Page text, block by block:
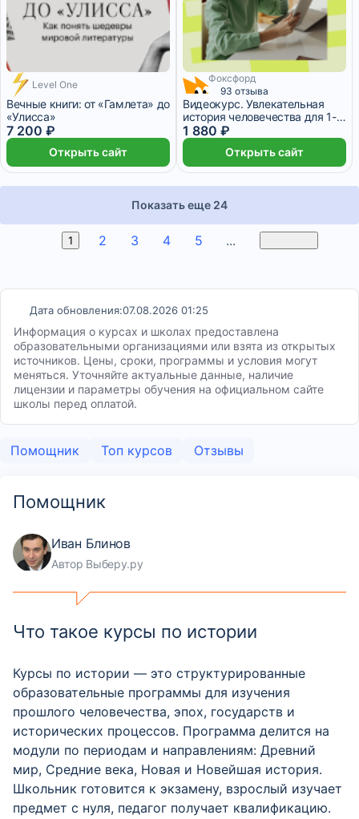
Level One
Вечные книги: от «Гамлета» до
«Улисса»
7 200 ₽
Открыть сайт
Фоксфорд
93 отзыва
Видеокурс. Увлекательная
история человечества для 1-6
классов
1 880 ₽
Открыть сайт
Показать еще 24
1 2 3 4 5 ...
Дата обновления:07.08.2026 01:25
Информация о курсах и школах предоставлена
образовательными организациями или взята из открытых
источников. Цены, сроки, программы и условия могут
меняться. Уточняйте актуальные данные, наличие
лицензии и параметры обучения на официальном сайте
школы перед оплатой.
Помощник Топ курсов Отзывы
Помощник
Иван Блинов
Автор Выберу.ру
Что такое курсы по истории
Курсы по истории — это структурированные
образовательные программы для изучения
прошлого человечества, эпох, государств и
исторических процессов. Программа делится на
модули по периодам и направлениям: Древний
мир, Средние века, Новая и Новейшая история.
Школьник готовится к экзамену, взрослый изучает
предмет с нуля, педагог получает квалификацию.